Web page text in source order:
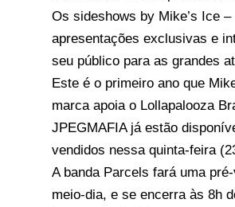
Os sideshows by Mike’s Ice
apresentações exclusivas e
seu público para as grandes
Este é o primeiro ano que
marca apoia o Lollapalooza
JPEGMAFIA já estão
vendidos nessa quinta-feira
A banda Parcels fará uma
meio-dia, e se encerra às 8h